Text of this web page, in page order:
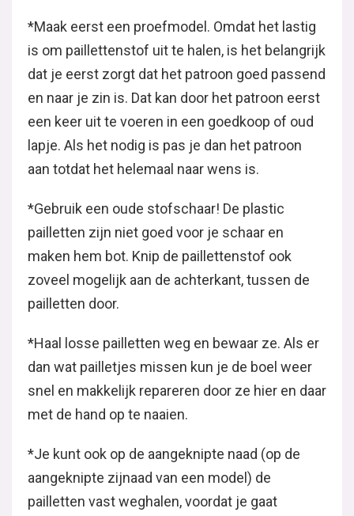
*Maak eerst een proefmodel. Omdat het lastig
is om paillettenstof uit te halen, is het belangrijk
dat je eerst zorgt dat het patroon goed passend
en naar je zin is. Dat kan door het patroon eerst
een keer uit te voeren in een goedkoop of oud
lapje. Als het nodig is pas je dan het patroon
aan totdat het helemaal naar wens is.
*Gebruik een oude stofschaar! De plastic
pailletten zijn niet goed voor je schaar en
maken hem bot. Knip de paillettenstof ook
zoveel mogelijk aan de achterkant, tussen de
pailletten door.
*Haal losse pailletten weg en bewaar ze. Als er
dan wat pailletjes missen kun je de boel weer
snel en makkelijk repareren door ze hier en daar
met de hand op te naaien.
*Je kunt ook op de aangeknipte naad (op de
aangeknipte zijnaad van een model) de
pailletten vast weghalen, voordat je gaat